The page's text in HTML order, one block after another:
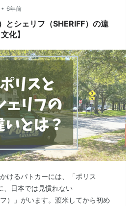
• 6年前
とシェリフ（SHERIFF）の違
化】
けるパトカーには、「ポリス
、日本では見慣れない
フ）」がいます。渡米してから初め